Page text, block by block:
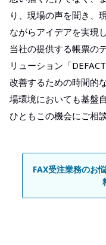
り、現場の声を聞き、
ながらアイデアを実現
当社の提供する帳票の
リューション「
改善するための時間的
場環境においても基盤
ひともこの機会にご相
FAX受注業務のお